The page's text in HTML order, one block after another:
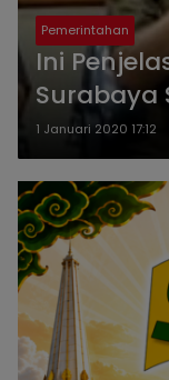
Pemerintahan
Ini
Surabaya
Mobil Dinas
1 Januari 2020 17:12